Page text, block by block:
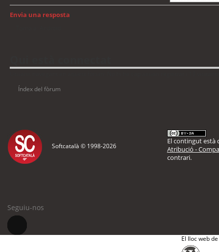
Envia una resposta
Índex del fòrum
Softcatalà © 1998-2026
El contingut està
Atribució -
contrari.
Seguiu-nos
El lloc web